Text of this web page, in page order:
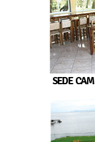
SEDE